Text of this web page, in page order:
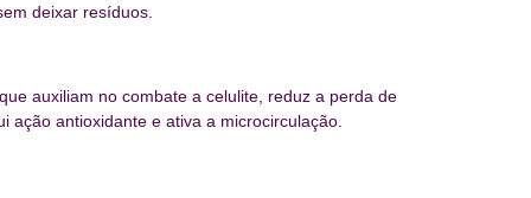
deixar resíduos.
auxiliam no combate a celulite, reduz a perda de
antioxidante e ativa a microcirculação.